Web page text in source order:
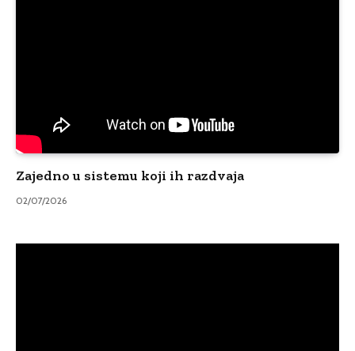
Zajedno u sistemu koji ih razdvaja
02/07/2026